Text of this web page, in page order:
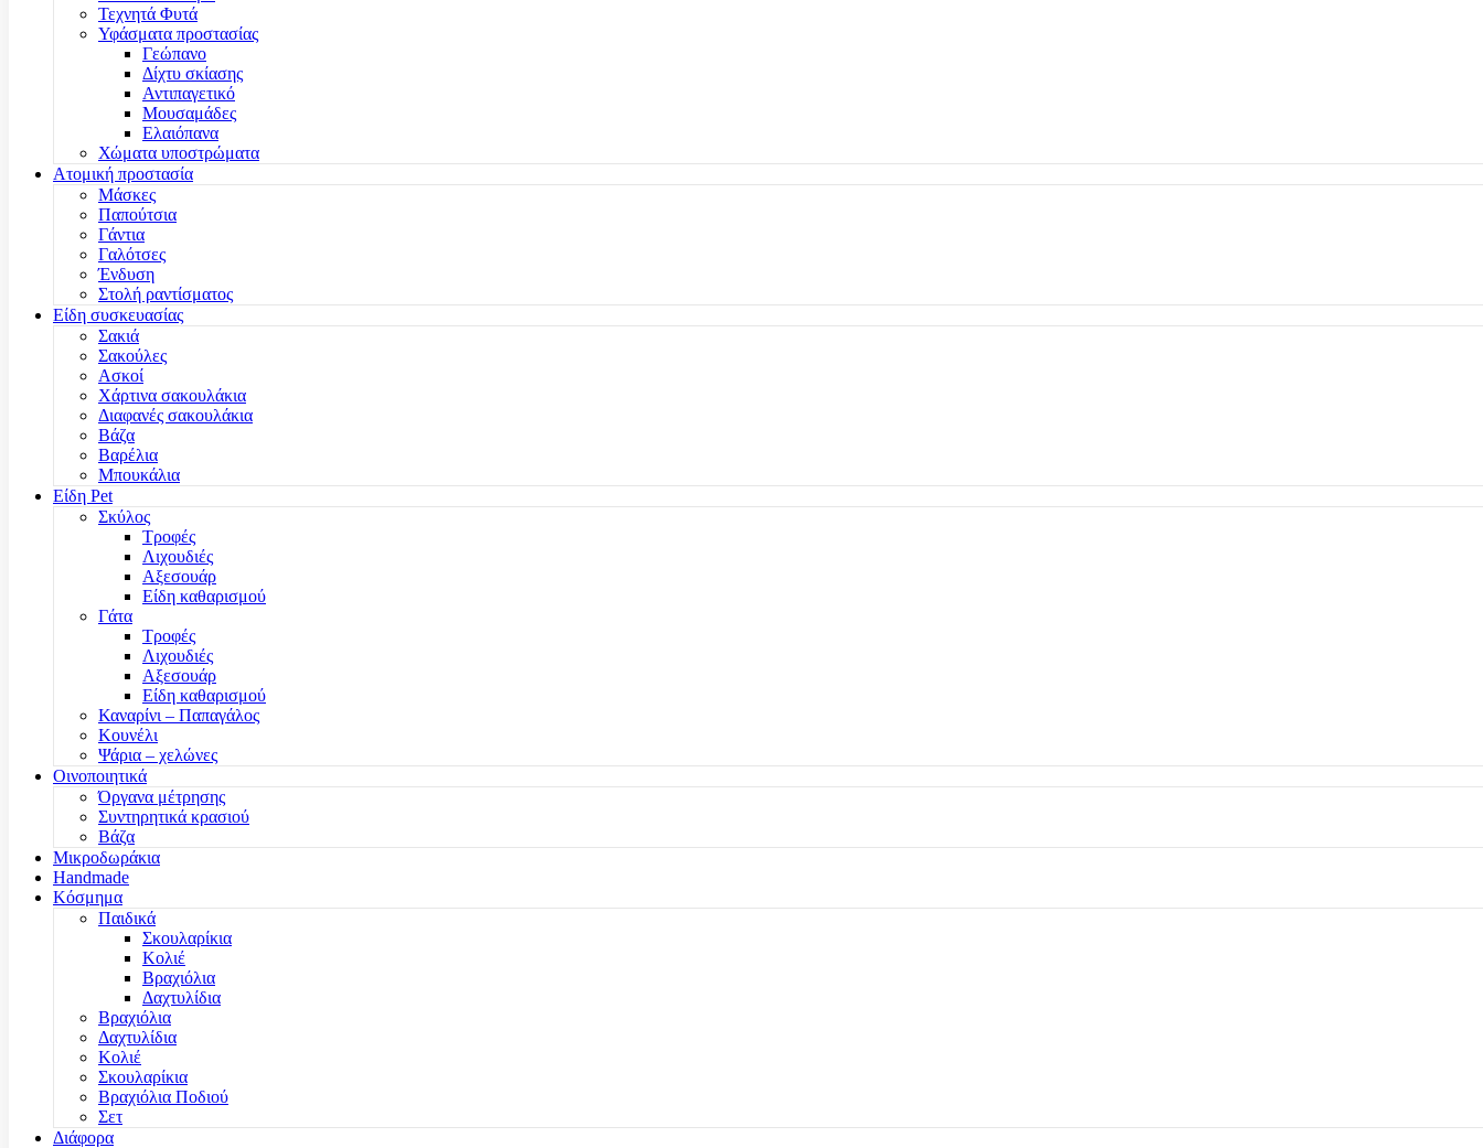
Τεχνητά Φυτά
Υφάσματα προστασίας
Γεώπανο
Δίχτυ σκίασης
Αντιπαγετικό
Μουσαμάδες
Ελαιόπανα
Χώματα υποστρώματα
Ατομική προστασία
Μάσκες
Παπούτσια
Γάντια
Γαλότσες
Ένδυση
Στολή ραντίσματος
Είδη συσκευασίας
Σακιά
Σακούλες
Ασκοί
Χάρτινα σακουλάκια
Διαφανές σακουλάκια
Βάζα
Βαρέλια
Μπουκάλια
Είδη Pet
Σκύλος
Τροφές
Λιχουδιές
Αξεσουάρ
Είδη καθαρισμού
Γάτα
Τροφές
Λιχουδιές
Αξεσουάρ
Είδη καθαρισμού
Καναρίνι – Παπαγάλος
Κουνέλι
Ψάρια – χελώνες
Οινοποιητικά
Όργανα μέτρησης
Συντηρητικά κρασιού
Βάζα
Μικροδωράκια
Handmade
Κόσμημα
Παιδικά
Σκουλαρίκια
Κολιέ
Βραχιόλια
Δαχτυλίδια
Βραχιόλια
Δαχτυλίδια
Κολιέ
Σκουλαρίκια
Βραχιόλια Ποδιού
Σετ
Διάφορα